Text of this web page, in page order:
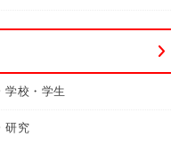
学校・学生
研究